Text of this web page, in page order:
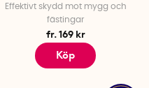
Effektivt skydd mot mygg och
fästingar
fr. 169 kr
Köp